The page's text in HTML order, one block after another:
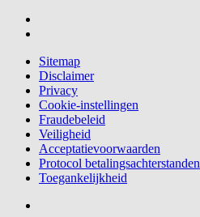
Sitemap
Disclaimer
Privacy
Cookie-instellingen
Fraudebeleid
Veiligheid
Acceptatievoorwaarden
Protocol betalingsachterstanden
Toegankelijkheid